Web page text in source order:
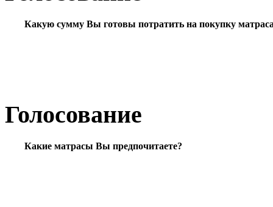
Какую сумму Вы готовы потратить на покупку
Голосование
Какие матрасы Вы предпочитаете?